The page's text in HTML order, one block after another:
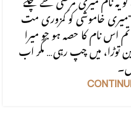
خاموشی کو کمزوری مت
تم اس نام کا حصہ ہو جو میرا
میں چپ رہی… مگر اب